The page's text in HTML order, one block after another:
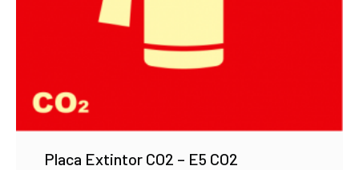
Placa Extintor CO2 – E5 CO2